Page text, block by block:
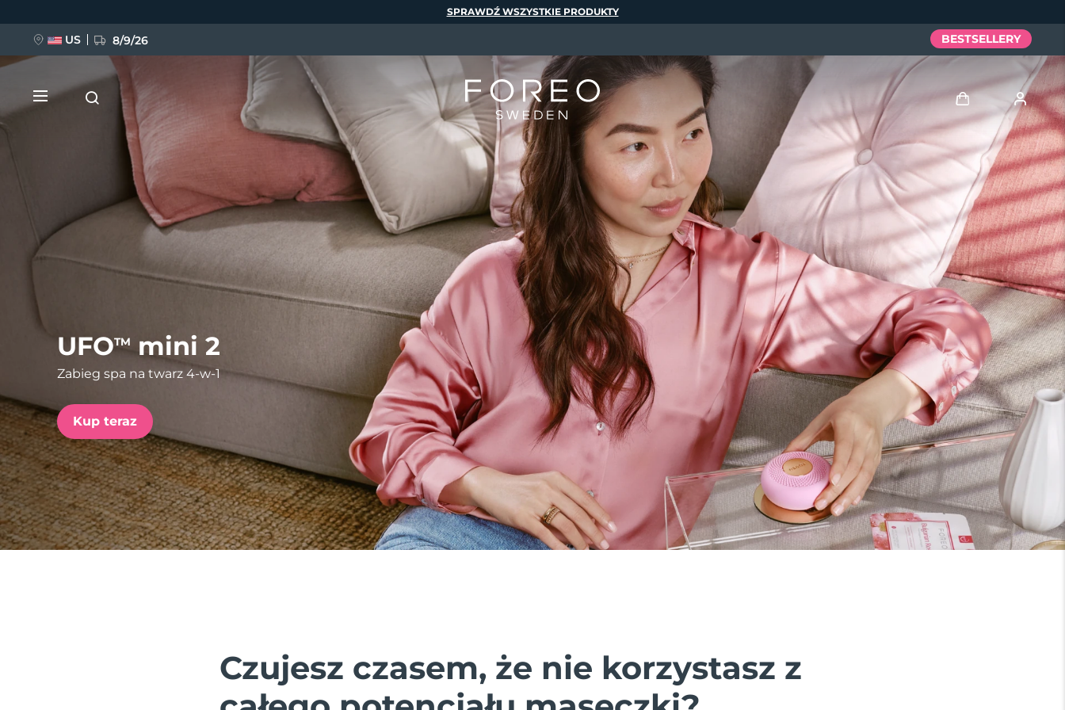
UFOTM mini 2
Zabieg spa na twarz 4-w-1
Kup teraz
Czujesz czasem, że nie korzystasz z
SPRAWDŹ WSZYSTKIE PRODUKTY
US 8/9/26 BESTSELLERY
Zaloguj
Profil użytkownika
Moje urządzenia
Moje zamówienia
Moje adresy
Moje subskrypcje
NOWOŚĆ
FAQ™ Pure Beauty-Tech Elixir
BREAKING NEWS
issa™ Teeth Whitening Set
FAQ™ Dual LED Panel
POPULARNY